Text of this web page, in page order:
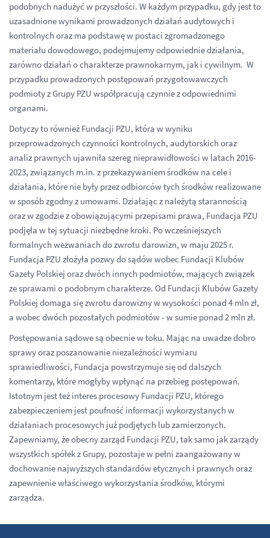
podobnych nadużyć w przyszłości. W każdym przypadku, gdy jest to
uzasadnione wynikami prowadzonych działań audytowych i
kontrolnych oraz ma podstawę w postaci zgromadzonego
materiału dowodowego, podejmujemy odpowiednie działania,
zarówno działań o charakterze prawnokarnym, jak i cywilnym. W
przypadku prowadzonych postępowań przygotowawczych
podmioty z Grupy PZU współpracują czynnie z odpowiednimi
organami.
Dotyczy to również Fundacji PZU, która w wyniku
przeprowadzonych czynności kontrolnych, audytorskich oraz
analiz prawnych ujawniła szereg nieprawidłowości w latach 2016-
2023, związanych m.in. z przekazywaniem środków na cele i
działania, które nie były przez odbiorców tych środków realizowane
w sposób zgodny z umowami. Działając z należytą starannością
oraz w zgodzie z obowiązującymi przepisami prawa, Fundacja PZU
podjęła w tej sytuacji niezbędne kroki. Po wcześniejszych
formalnych wezwaniach do zwrotu darowizn, w maju 2025 r.
Fundacja PZU złożyła pozwy do sądów wobec Fundacji Klubów
Gazety Polskiej oraz dwóch innych podmiotów, mających związek
ze sprawami o podobnym charakterze. Od Fundacji Klubów Gazety
Polskiej domaga się zwrotu darowizny w wysokości ponad 4 mln zł,
a wobec dwóch pozostałych podmiotów - w sumie ponad 2 mln zł.
Postępowania sądowe są obecnie w toku. Mając na uwadze dobro
sprawy oraz poszanowanie niezależności wymiaru
sprawiedliwości, Fundacja powstrzymuje się od dalszych
komentarzy, które mogłyby wpłynąć na przebieg postępowań.
Istotnym jest też interes procesowy Fundacji PZU, którego
zabezpieczeniem jest poufność informacji wykorzystanych w
działaniach procesowych już podjętych lub zamierzonych.
Zapewniamy, że obecny zarząd Fundacji PZU, tak samo jak zarządy
wszystkich spółek z Grupy, pozostaje w pełni zaangażowany w
dochowanie najwyższych standardów etycznych i prawnych oraz
zapewnienie właściwego wykorzystania środków, którymi
zarządza.